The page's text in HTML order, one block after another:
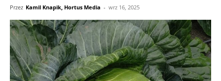
Przez Kamil Knapik, Hortus Media - wrz 16, 2025